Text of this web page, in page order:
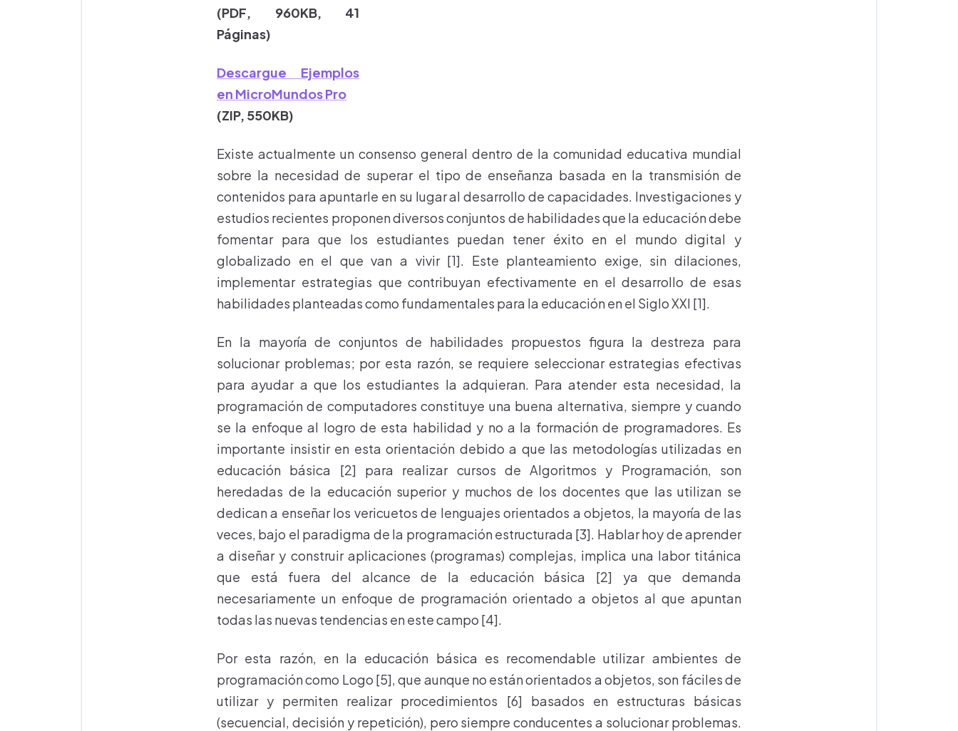
(PDF, 960KB, 41
Páginas)
Descargue Ejemplos
en MicroMundos Pro
(ZIP, 550KB)
Existe actualmente un consenso general dentro de la comunidad educativa mundial
sobre la necesidad de superar el tipo de enseñanza basada en la transmisión de
contenidos para apuntarle en su lugar al desarrollo de capacidades. Investigaciones y
estudios recientes proponen diversos conjuntos de habilidades que la educación debe
fomentar para que los estudiantes puedan tener éxito en el mundo digital y
globalizado en el que van a vivir [1]. Este planteamiento exige, sin dilaciones,
implementar estrategias que contribuyan efectivamente en el desarrollo de esas
habilidades planteadas como fundamentales para la educación en el Siglo XXI [1].
En la mayoría de conjuntos de habilidades propuestos figura la destreza para
solucionar problemas; por esta razón, se requiere seleccionar estrategias efectivas
para ayudar a que los estudiantes la adquieran. Para atender esta necesidad, la
programación de computadores constituye una buena alternativa, siempre y cuando
se la enfoque al logro de esta habilidad y no a la formación de programadores. Es
importante insistir en esta orientación debido a que las metodologías utilizadas en
educación básica [2] para realizar cursos de Algoritmos y Programación, son
heredadas de la educación superior y muchos de los docentes que las utilizan se
dedican a enseñar los vericuetos de lenguajes orientados a objetos, la mayoría de las
veces, bajo el paradigma de la programación estructurada [3]. Hablar hoy de aprender
a diseñar y construir aplicaciones (programas) complejas, implica una labor titánica
que está fuera del alcance de la educación básica [2] ya que demanda
necesariamente un enfoque de programación orientado a objetos al que apuntan
todas las nuevas tendencias en este campo [4].
Por esta razón, en la educación básica es recomendable utilizar ambientes de
programación como Logo [5], que aunque no están orientados a objetos, son fáciles de
utilizar y permiten realizar procedimientos [6] basados en estructuras básicas
(secuencial, decisión y repetición), pero siempre conducentes a solucionar problemas.